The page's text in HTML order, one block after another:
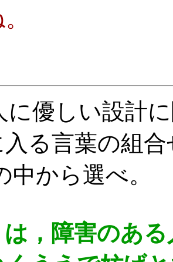
優しい設計
入る言葉の組
中から選べ。
は，障害のあ